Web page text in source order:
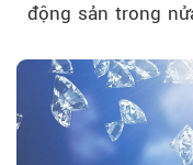
động sản trong